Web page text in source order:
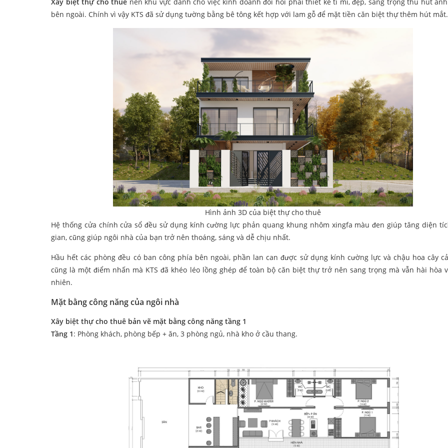
bên ngoài. Chính vì vậy KTS đã sử dụng tường bằng bê tông kết hợp với lam gỗ để mặt tiền căn biệt thự thêm hút mắt.
Hình ảnh 3D của biệt thự cho thuê
Hệ thống cửa chính cửa sổ đều sử dụng kính cường lực phản quang khung nhôm xingfa màu đen giúp tăng diện
gian, cũng giúp ngôi nhà của bạn trở nên thoáng, sáng và dễ chịu nhất.
Hầu hết các phòng đều có ban công phía bên ngoài, phần lan can được sử dụng kính cường lực và chậu hoa cây
cũng là một điểm nhấn mà KTS đã khéo léo lồng ghép để toàn bộ căn biệt thự trở nên sang trọng mà vẫn hài hòa
nhiên.
Mặt bằng công năng của ngôi nhà
Xây biệt thự cho thuê bản vẽ mặt bằng công năng tầng 1
Tầng 1: Phòng khách, phòng bếp + ăn, 3 phòng ngủ, nhà kho ở cầu thang.